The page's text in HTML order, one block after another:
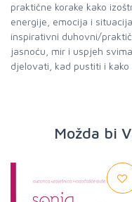
praktične korake kako
energije, emocija i
inspirativni duhovni/
jasnoću, mir i uspjeh
djelovati, kad pustiti i
Možda bi